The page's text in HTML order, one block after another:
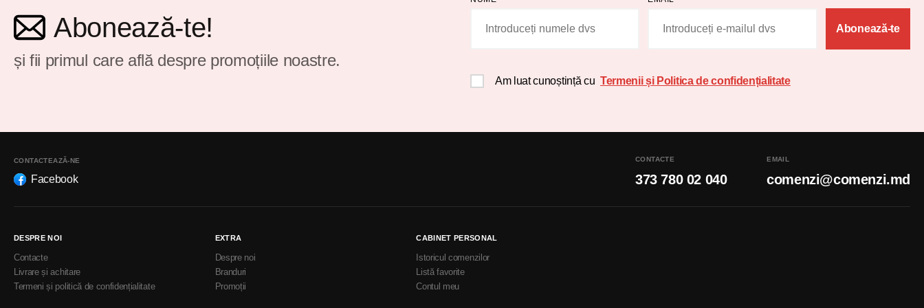
Abonează-te!
și fii primul care află despre promoțiile noastre.
Abonează-te
Am luat cunoștință cu Termenii și Politica de confidențialitate
CONTACTEAZĂ-NE
Facebook
CONTACTE
373 780 02 040
EMAIL
comenzi@comenzi.md
DESPRE NOI
Contacte
Livrare și achitare
Termeni și politică de confidențialitate
EXTRA
Despre noi
Branduri
Promoții
CABINET PERSONAL
Istoricul comenzilor
Listă favorite
Contul meu